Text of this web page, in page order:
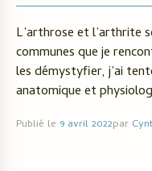
L’arthrose et l’arthrite
communes que je
les démystyfier, j’ai
anatomique et
Publié le 9 avril 2022par